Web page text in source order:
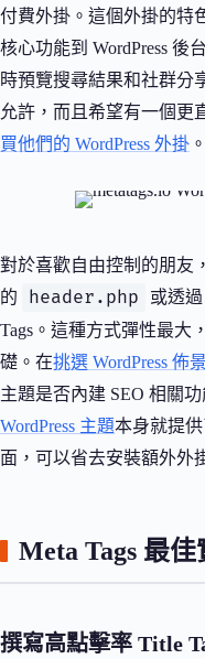
付費外掛。這個外掛的特
核心功能到 WordPress 後
時預覽搜尋結果和社群分
允許，而且希望有一個更
買他們的 WordPress 外掛 。
對於喜歡自由控制的朋友
的
header.php
或透過
Tags。這種方式彈性最大
礎。在挑選 WordPress 佈
主題是否內建 SEO 相關
WordPress 主題本身就提
面，可以省去安裝額外外
Meta Tags 最
撰寫高點擊率 Title